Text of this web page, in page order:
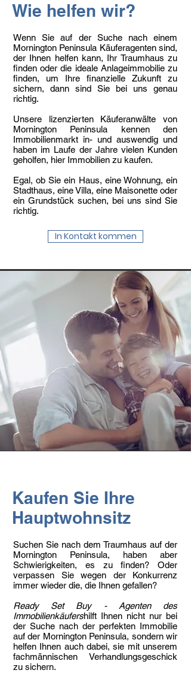
Wie helfen wir?
Wenn Sie auf der Suche nach einem
Mornington Peninsula Käuferagenten sind,
der Ihnen helfen kann, Ihr Traumhaus zu
finden oder die ideale Anlageimmobilie zu
finden, um Ihre finanzielle Zukunft zu
sichern, dann sind Sie bei uns genau
richtig.
Unsere lizenzierten Käuferanwälte von
Mornington Peninsula kennen den
Immobilienmarkt in- und auswendig und
haben im Laufe der Jahre vielen Kunden
geholfen, hier Immobilien zu kaufen.
Egal, ob Sie ein Haus, eine Wohnung, ein
Stadthaus, eine Villa, eine Maisonette oder
ein Grundstück suchen, bei uns sind Sie
richtig.​
In Kontakt kommen
Kaufen Sie Ihre
Hauptwohnsitz
Suchen Sie nach dem Traumhaus auf der
Mornington Peninsula, haben aber
Schwierigkeiten, es zu finden? Oder
verpassen Sie wegen der Konkurrenz
immer wieder die, die Ihnen gefallen?
Ready Set Buy - Agenten des
Immobilienkäufershilft Ihnen nicht nur bei
der Suche nach der perfekten Immobilie
auf der Mornington Peninsula, sondern wir
helfen Ihnen auch dabei, sie mit unserem
fachmännischen Verhandlungsgeschick
zu sichern.